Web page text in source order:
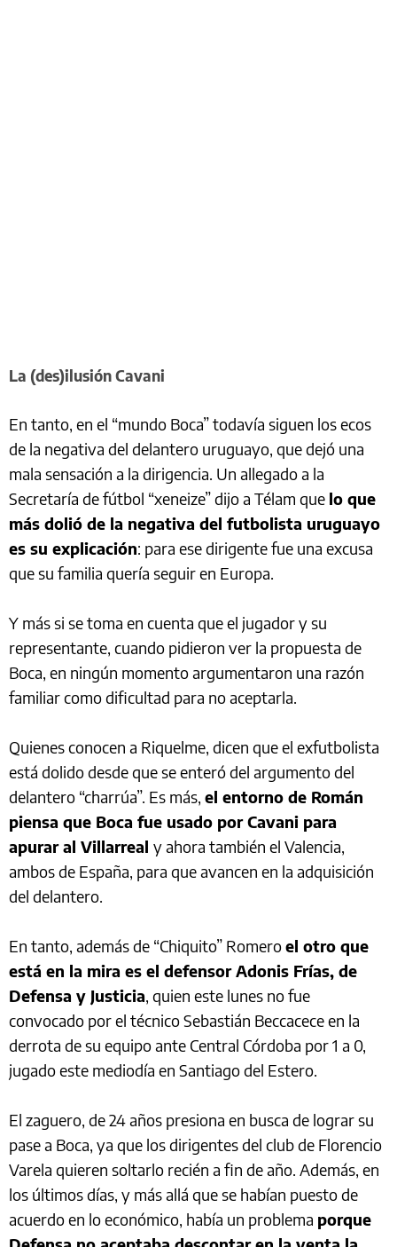
La (des)ilusión Cavani
En tanto, en el “mundo Boca” todavía siguen los ecos
de la negativa del delantero uruguayo, que dejó una
mala sensación a la dirigencia. Un allegado a la
Secretaría de fútbol “xeneize” dijo a Télam que lo que
más dolió de la negativa del futbolista uruguayo
es su explicación: para ese dirigente fue una excusa
que su familia quería seguir en Europa.
Y más si se toma en cuenta que el jugador y su
representante, cuando pidieron ver la propuesta de
Boca, en ningún momento argumentaron una razón
familiar como dificultad para no aceptarla.
Quienes conocen a Riquelme, dicen que el exfutbolista
está dolido desde que se enteró del argumento del
delantero “charrúa”. Es más, el entorno de Román
piensa que Boca fue usado por Cavani para
apurar al Villarreal y ahora también el Valencia,
ambos de España, para que avancen en la adquisición
del delantero.
En tanto, además de “Chiquito” Romeroel otro que
está en la mira es el defensor Adonis Frías, de
Defensa y Justicia, quien este lunes no fue
convocado por el técnico Sebastián Beccacece en la
derrota de su equipo ante Central Córdoba por 1 a 0,
jugado este mediodía en Santiago del Estero.
El zaguero, de 24 años presiona en busca de lograr su
pase a Boca, ya que los dirigentes del club de Florencio
Varela quieren soltarlo recién a fin de año. Además, en
los últimos días, y más allá que se habían puesto de
acuerdo en lo económico, había un problema porque